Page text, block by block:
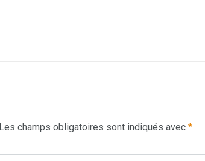
Les champs obligatoires sont indiqués avec *